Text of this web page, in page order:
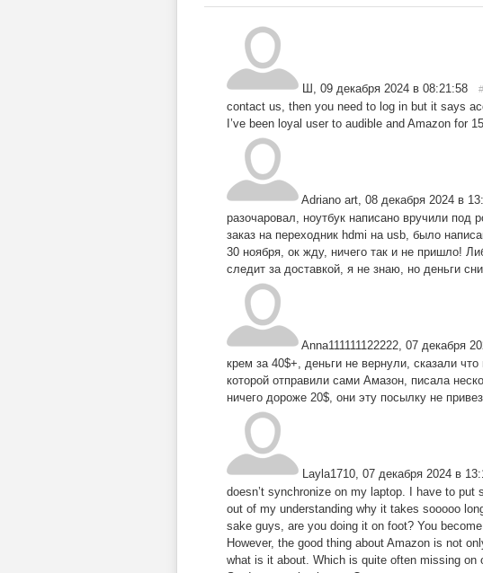
Ш , 09 декабря 2024 в 08:21:58 #
contact us, then you need to log in but it says
I’ve been loyal user to audible and Amazon for
Adriano art, 08 декабря 2024 в
разочаровал, ноутбук написано вручили
заказ на переходник hdmi на usb, было
30 ноября, ок жду, ничего так и не пришло!
следит за доставкой, я не знаю, но деньги
Anna111111122222, 07 декабря
крем за 40$+, деньги не вернули, сказали
которой отправили сами Амазон, писала
ничего дороже 20$, они эту посылку не
Layla1710, 07 декабря 2024 в
doesn’t synchronize on my laptop. I have to
out of my understanding why it takes sooooo
sake guys, are you doing it on foot? You
However, the good thing about Amazon is not
what is it about. Which is quite often missing on